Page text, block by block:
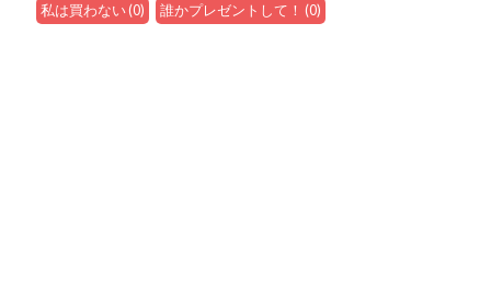
私は買わない(0) 誰かプレゼントして！ (0)